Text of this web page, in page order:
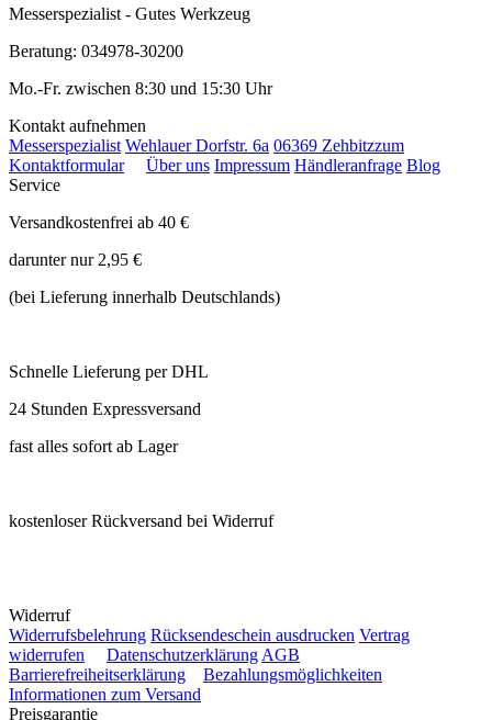
Messerspezialist - Gutes Werkzeug
Beratung: 034978-30200
Mo.-Fr. zwischen 8:30 und 15:30 Uhr
Kontakt aufnehmen
Messerspezialist Wehlauer Dorfstr. 6a 06369 Zehbitzzum
Kontaktformular
Über uns Impressum Händleranfrage Blog
Service
Versandkostenfrei ab 40 €
darunter nur 2,95 €
(bei Lieferung innerhalb Deutschlands)
Schnelle Lieferung per DHL
24 Stunden Expressversand
fast alles sofort ab Lager
kostenloser Rückversand bei Widerruf
Widerruf
Widerrufsbelehrung Rücksendeschein ausdrucken Vertrag
widerrufen
Datenschutzerklärung AGB
Barrierefreiheitserklärung
Bezahlungsmöglichkeiten
Informationen zum Versand
Preisgarantie